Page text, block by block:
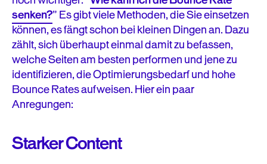
senken?” Es gibt viele Methoden, die Sie einsetzen
können, es fängt schon bei kleinen Dingen an. Dazu
zählt, sich überhaupt einmal damit zu befassen,
welche Seiten am besten performen und jene zu
identifizieren, die Optimierungsbedarf und hohe
Bounce Rates aufweisen. Hier ein paar
Anregungen:
Starker Content